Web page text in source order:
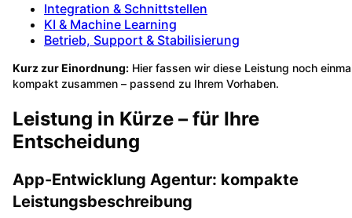
Integration & Schnittstellen
KI & Machine Learning
Betrieb, Support & Stabilisierung
Kurz zur Einordnung: Hier fassen wir diese Leistung noch
kompakt zusammen – passend zu Ihrem Vorhaben.
Leistung in Kürze – für Ihre
Entscheidung
App-Entwicklung Agentur: kompakte
Leistungsbeschreibung